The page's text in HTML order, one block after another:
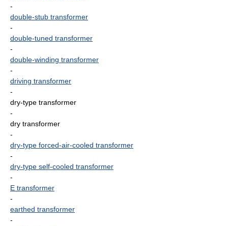
-
double-stub transformer
-
double-tuned transformer
-
double-winding transformer
-
driving transformer
-
dry-type transformer
-
dry transformer
-
dry-type forced-air-cooled transformer
-
dry-type self-cooled transformer
-
E transformer
-
earthed transformer
-